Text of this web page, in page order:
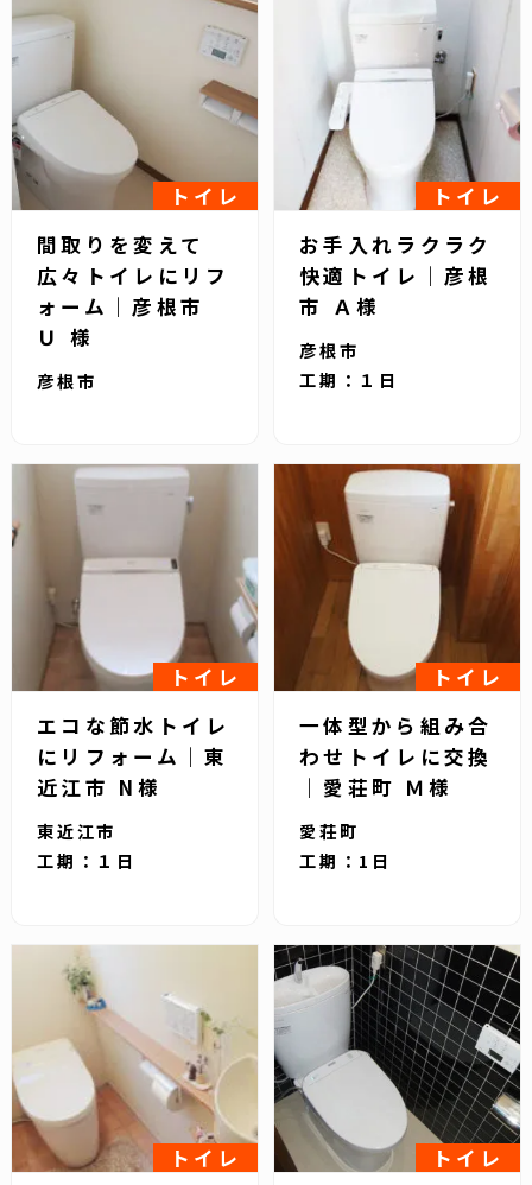
トイレ
間取りを変えて
広々トイレにリフ
ォーム｜彦根市
Ｕ 様
彦根市
トイレ
お手入れラクラク
快適トイレ｜彦根
市 Ａ様
彦根市
工期：１日
トイレ
エコな節水トイレ
にリフォーム｜東
近江市 N様
東近江市
工期：１日
トイレ
一体型から組み合
わせトイレに交換
｜愛荘町 Ｍ様
愛荘町
工期：1日
トイレ トイレ